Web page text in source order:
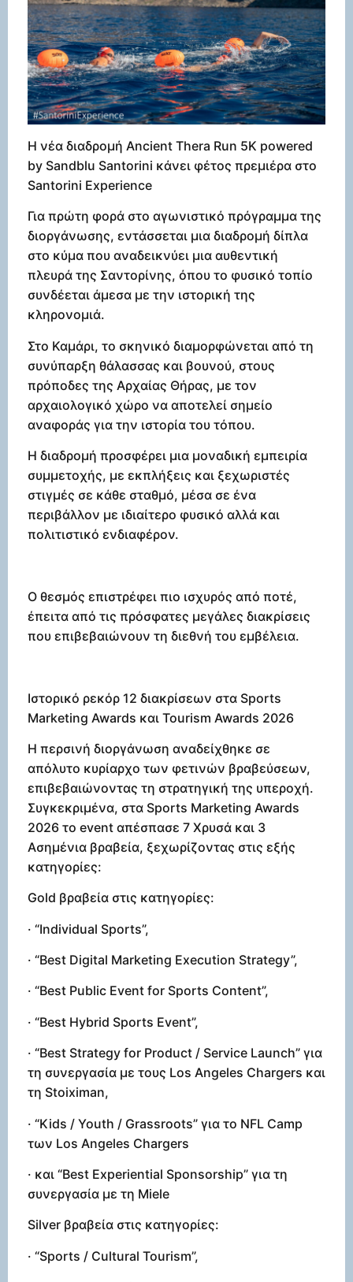
Η νέα διαδρομή Ancient Thera Run 5K powered
by Sandblu Santorini κάνει φέτος πρεμιέρα στο
Santorini Experience
Για πρώτη φορά στο αγωνιστικό πρόγραμμα της
διοργάνωσης, εντάσσεται μια διαδρομή δίπλα
στο κύμα που αναδεικνύει μια αυθεντική
πλευρά της Σαντορίνης, όπου το φυσικό τοπίο
συνδέεται άμεσα με την ιστορική της
κληρονομιά.
Στο Καμάρι, το σκηνικό διαμορφώνεται από τη
συνύπαρξη θάλασσας και βουνού, στους
πρόποδες της Αρχαίας Θήρας, με τον
αρχαιολογικό χώρο να αποτελεί σημείο
αναφοράς για την ιστορία του τόπου.
Η διαδρομή προσφέρει μια μοναδική εμπειρία
συμμετοχής, με εκπλήξεις και ξεχωριστές
στιγμές σε κάθε σταθμό, μέσα σε ένα
περιβάλλον με ιδιαίτερο φυσικό αλλά και
πολιτιστικό ενδιαφέρον.
Ο θεσμός επιστρέφει πιο ισχυρός από ποτέ,
έπειτα από τις πρόσφατες μεγάλες διακρίσεις
που επιβεβαιώνουν τη διεθνή του εμβέλεια.
Ιστορικό ρεκόρ 12 διακρίσεων στα Sports
Marketing Awards και Tourism Awards 2026
Η περσινή διοργάνωση αναδείχθηκε σε
απόλυτο κυρίαρχο των φετινών βραβεύσεων,
επιβεβαιώνοντας τη στρατηγική της υπεροχή.
Συγκεκριμένα, στα Sports Marketing Awards
2026 το event απέσπασε 7 Χρυσά και 3
Ασημένια βραβεία, ξεχωρίζοντας στις εξής
κατηγορίες:
Gold βραβεία στις κατηγορίες:
· “Individual Sports”,
· “Best Digital Marketing Execution Strategy”,
· “Best Public Event for Sports Content”,
· “Best Hybrid Sports Event”,
· “Best Strategy for Product / Service Launch” για
τη συνεργασία με τους Los Angeles Chargers και
τη Stoiximan,
· “Kids / Youth / Grassroots” για το NFL Camp
των Los Angeles Chargers
· και “Best Experiential Sponsorship” για τη
συνεργασία με τη Miele
Silver βραβεία στις κατηγορίες:
· “Sports / Cultural Tourism”,